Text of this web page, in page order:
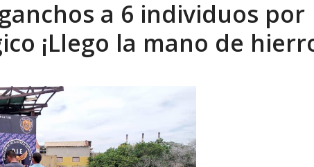
de derechos humanos en el Minister... AGOSTO 6, 2026
a 6 individuos por
¡Llego la mano de